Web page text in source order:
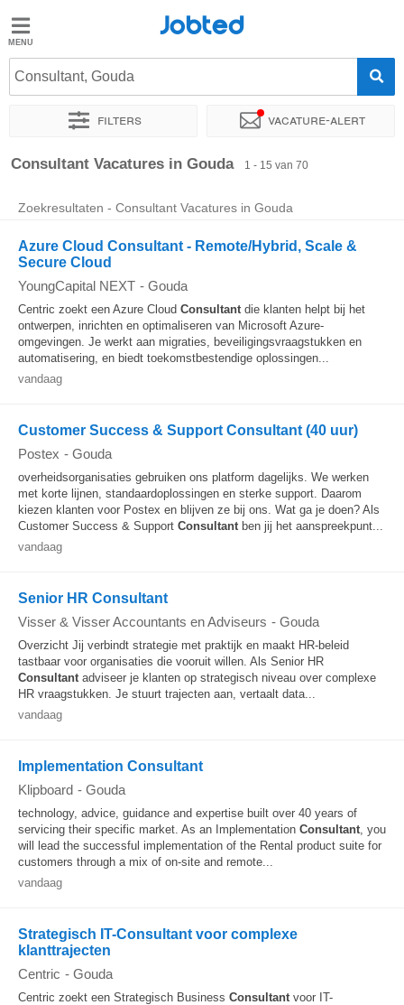
Jobted
Vacatures
Salarissen
Jobted
Consultant, Gouda
Filters Vacature-alert
Sorteer op Exacte locatie Bedrijf Uitzendbureau
Consultant Vacatures in Gouda 1 - 15 van 70
Zoekresultaten - Consultant Vacatures in Gouda
Azure Cloud Consultant - Remote/Hybrid, Scale &
Secure Cloud
YoungCapital NEXT - Gouda
Centric zoekt een Azure Cloud Consultantdie klanten helpt bij het
ontwerpen, inrichten en optimaliseren van Microsoft Azure-
omgevingen. Je werkt aan migraties, beveiligingsvraagstukken en
automatisering, en biedt toekomstbestendige oplossingen...
vandaag
Customer Success & Support Consultant (40 uur)
Postex - Gouda
overheidsorganisaties gebruiken ons platform dagelijks. We werken
met korte lijnen, standaardoplossingen en sterke support. Daarom
kiezen klanten voor Postex en blijven ze bij ons. Wat ga je doen? Als
Customer Success & Support Consultantben jij het aanspreekpunt...
vandaag
Senior HR Consultant
Visser & Visser Accountants en Adviseurs - Gouda
Overzicht Jij verbindt strategie met praktijk en maakt HR-beleid
tastbaar voor organisaties die vooruit willen. Als Senior HR
Consultantadviseer je klanten op strategisch niveau over complexe
HR vraagstukken. Je stuurt trajecten aan, vertaalt data...
vandaag
Implementation Consultant
Klipboard - Gouda
technology, advice, guidance and expertise built over 40 years of
servicing their specific market. As an Implementation Consultant, you
will lead the successful implementation of the Rental product suite for
customers through a mix of on-site and remote...
vandaag
Strategisch IT-Consultant voor complexe
klanttrajecten
Centric - Gouda
Centric zoekt een Strategisch Business Consultantvoor IT-